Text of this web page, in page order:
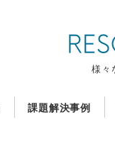
様々
課題解決事例